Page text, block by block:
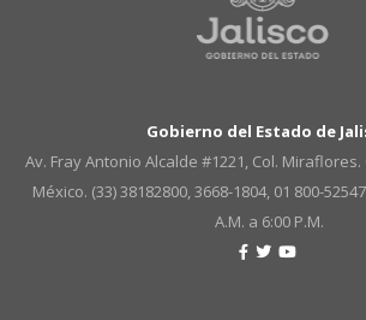
Gobierno del Estado de
Av. Fray Antonio Alcalde #1221, Col.
México. (33) 38182800, 3668-1804, 01 800-
A.M. a 6:00 P.M.